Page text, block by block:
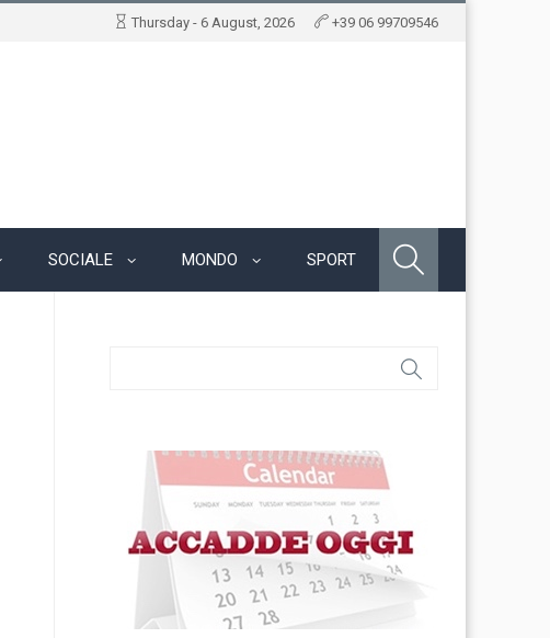
Thursday - 6 August, 2026 +39 06 99709546
SOCIALE MONDO SPORT